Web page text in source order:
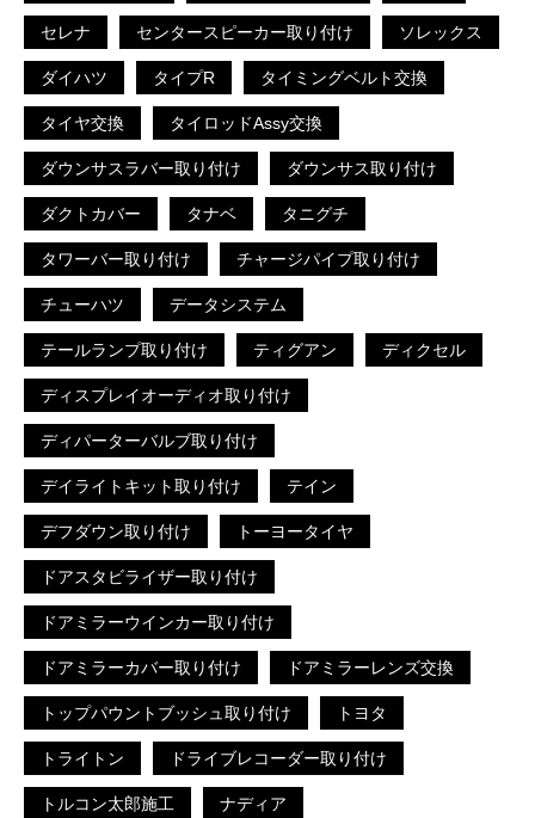
セレナ センタースピーカー取り付け ソレックス
ダイハツ タイプR タイミングベルト交換
タイヤ交換 タイロッドAssy交換
ダウンサスラバー取り付け ダウンサス取り付け
ダクトカバー タナベ タニグチ
タワーバー取り付け チャージパイプ取り付け
チューハツ データシステム
テールランプ取り付け ティグアン ディクセル
ディスプレイオーディオ取り付け
ディパーターバルブ取り付け
デイライトキット取り付け テイン
デフダウン取り付け トーヨータイヤ
ドアスタビライザー取り付け
ドアミラーウインカー取り付け
ドアミラーカバー取り付け ドアミラーレンズ交換
トップパウントブッシュ取り付け トヨタ
トライトン ドライブレコーダー取り付け
トルコン太郎施工 ナディア